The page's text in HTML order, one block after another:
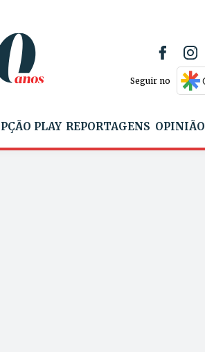
Seguir no
PLAY REPORTAGENS OPINIÃO